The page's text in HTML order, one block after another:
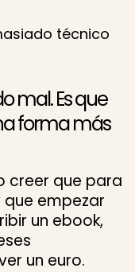
técnico
mal. Es que
forma más
creer que para
empezar
un ebook,
un euro.